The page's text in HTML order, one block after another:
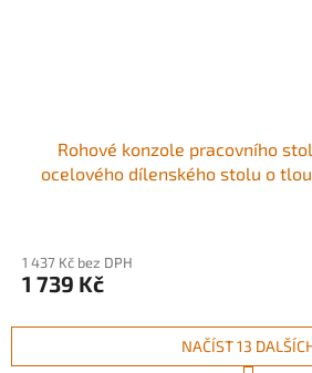
Rohové konzole pracovního
ocelového dílenského stolu o
konzole dílenského stolu se
spojovací materiál pro okraj
1 437 Kč bez DPH
1 739 Kč
NAČÍST 13